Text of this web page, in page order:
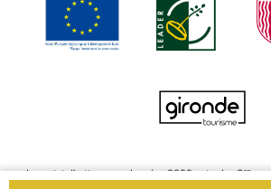
Le projet d’actions coordonnées 2022 entre les Offices